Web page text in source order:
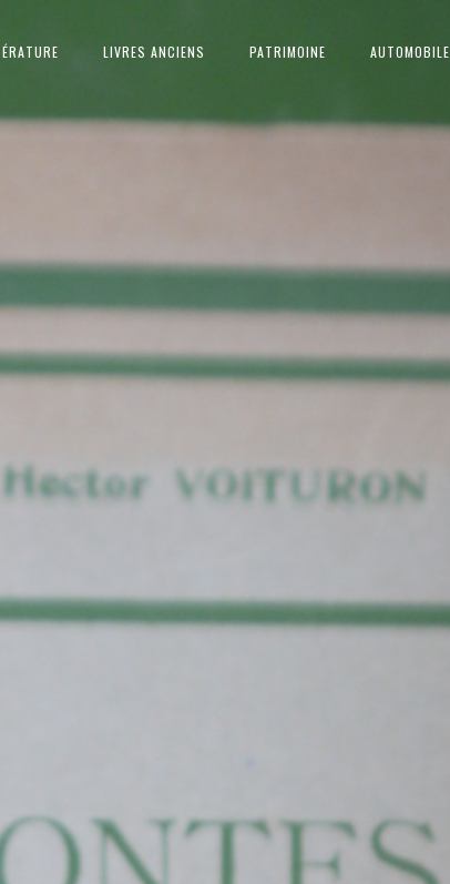
LIVRES ANCIENS PATRIMOINE AUTOMOBILE